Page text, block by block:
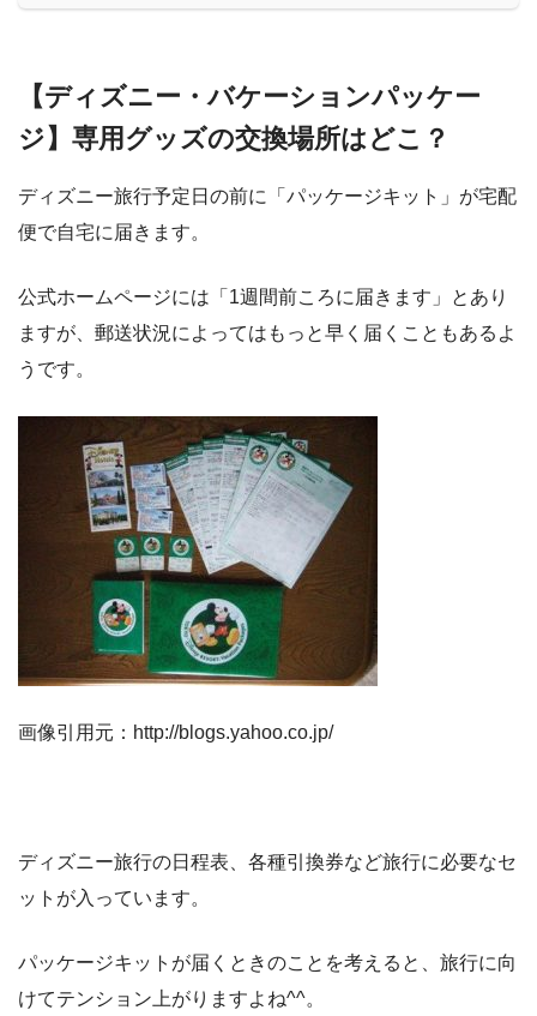
【ディズニー・バケーションパッケー
ジ】専用グッズの交換場所はどこ？
ディズニー旅行予定日の前に「パッケージキット」が宅配
便で自宅に届きます。
公式ホームページには「1週間前ころに届きます」とあり
ますが、郵送状況によってはもっと早く届くこともあるよ
うです。
画像引用元：http://blogs.yahoo.co.jp/
ディズニー旅行の日程表、各種引換券など旅行に必要なセ
ットが入っています。
パッケージキットが届くときのことを考えると、旅行に向
けてテンション上がりますよね^^。